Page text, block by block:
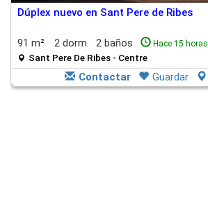
Dúplex nuevo en Sant Pere de Ribes
91 m² 2 dorm. 2 baños Hace 15 horas
Sant Pere De Ribes - Centre
Contactar Guardar